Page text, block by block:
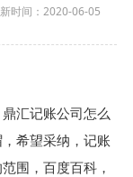
时间： 2020-06-05
汇记账公司怎么
希望采纳，记账
围，百度百科，